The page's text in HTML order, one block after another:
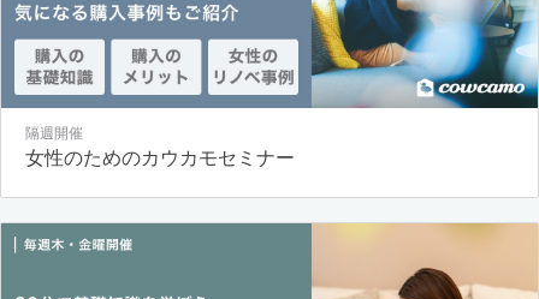
隔週開催
女性のためのカウカモセミナー